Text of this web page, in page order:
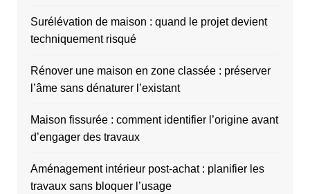
Surélévation de maison : quand le projet devient
techniquement risqué
Rénover une maison en zone classée : préserver
l’âme sans dénaturer l’existant
Maison fissurée : comment identifier l’origine avant
d’engager des travaux
Aménagement intérieur post-achat : planifier les
travaux sans bloquer l’usage